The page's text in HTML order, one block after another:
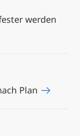
werden
Plan